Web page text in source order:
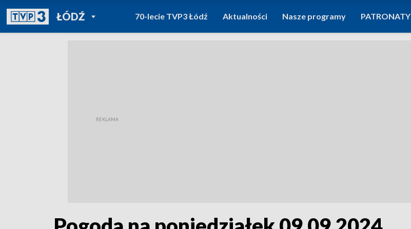
ŁÓDŹPOWRÓT DO
TVP REGIONY
70-lecie TVP3 Łódź Aktualności Nasze programy PATRONATY